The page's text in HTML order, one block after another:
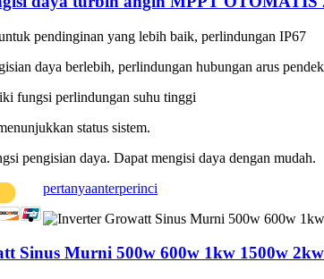
pendinginan yang lebih baik, perlindungan IP67
daya berlebih, perlindungan hubungan arus
fungsi perlindungan suhu tinggi
status sistem.
pengisian daya. Dapat mengisi daya dengan mudah.
pertanyaanterperinci
Sinus Murni 500w 600w 1kw 1500w